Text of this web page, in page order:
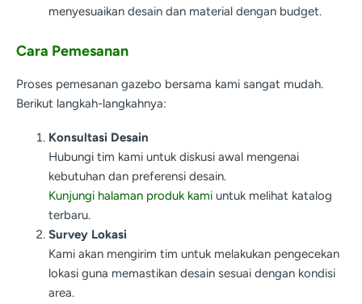
menyesuaikan desain dan material dengan budget.
Cara Pemesanan
Proses pemesanan gazebo bersama kami sangat mudah.
Berikut langkah-langkahnya:
Konsultasi Desain
Hubungi tim kami untuk diskusi awal mengenai
kebutuhan dan preferensi desain.
Kunjungi halaman produk kami untuk melihat katalog
terbaru.
Survey Lokasi
Kami akan mengirim tim untuk melakukan pengecekan
lokasi guna memastikan desain sesuai dengan kondisi
area.